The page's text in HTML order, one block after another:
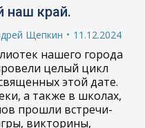
наш край.
Щепкин 11.12.2024
нашего города
целый цикл
этой дате.
а также в школах,
прошли встречи-
викторины,